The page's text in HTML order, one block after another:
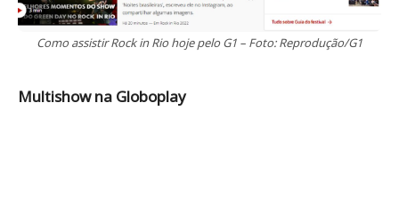
Como assistir Rock in Rio hoje pelo G1 – Foto: Reprodução/G1
Multishow na Globoplay